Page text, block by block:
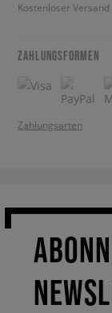
Kostenloser
ZAHLUNGSFORMEN
Zahlungsarten